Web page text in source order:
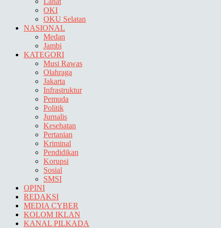
OKI
OKU Selatan
NASIONAL
Medan
Jambi
KATEGORI
Musi Rawas
Olahraga
Jakarta
Infrastruktur
Pemuda
Politik
Jurnalis
Kesehatan
Pertanian
Kriminal
Pendidikan
Korupsi
Sosial
SMSI
OPINI
REDAKSI
MEDIA CYBER
KOLOM IKLAN
KANAL PILKADA